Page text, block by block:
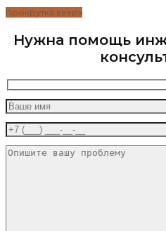
Прокрутка вверх
Нужна помощь